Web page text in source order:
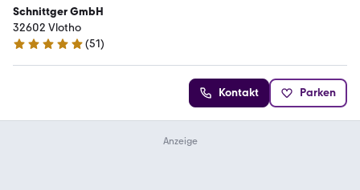
Schnittger GmbH
32602 Vlotho
5 Sterne
(51)
Kontakt Parken